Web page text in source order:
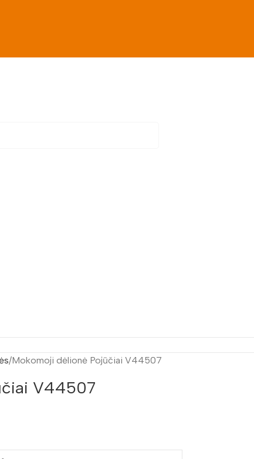
Mokomoji dėlionė Pojūčiai V44507
V44507